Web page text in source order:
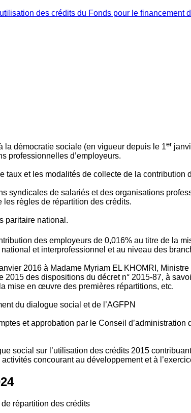
des crédits du Fonds pour le financement
la démocratie sociale (en vigueur depuis le 1er
professionnelles d’employeurs.
taux et les modalités de collecte de la contribution
syndicales de salariés et des organisations
règles de répartition des crédits.
paritaire national.
des employeurs de 0,016% au titre de la
et interprofessionnel et au niveau des
2016 à Madame Myriam EL KHOMRI,
des dispositions du décret n° 2015-87, à
mise en œuvre des premières répartitions, etc.
du dialogue social et de l’AGFPN
et approbation par le Conseil
social sur l’utilisation des crédits 2015
concourant au développement et à
répartition des crédits